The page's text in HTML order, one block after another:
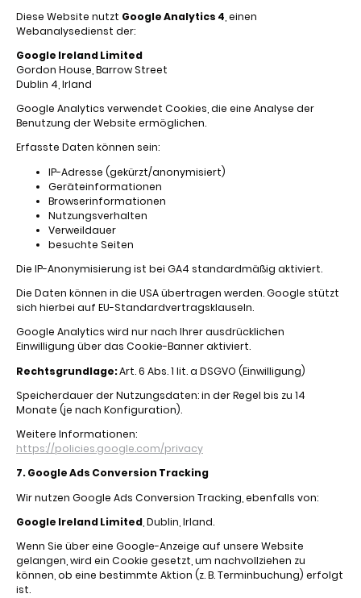
Diese Website nutzt Google Analytics 4 , einen
Webanalysedienst der:
Google Ireland Limited
Gordon House, Barrow Street
Dublin 4, Irland
Google Analytics verwendet Cookies, die eine Analyse der
Benutzung der Website ermöglichen.
Erfasste Daten können sein:
IP-Adresse (gekürzt/anonymisiert)
Geräteinformationen
Browserinformationen
Nutzungsverhalten
Verweildauer
besuchte Seiten
Die IP-Anonymisierung ist bei GA4 standardmäßig aktiviert.
Die Daten können in die USA übertragen werden. Google stützt
sich hierbei auf EU-Standardvertragsklauseln.
Google Analytics wird nur nach Ihrer ausdrücklichen
Einwilligung über das Cookie-Banner aktiviert.
Rechtsgrundlage:Art. 6 Abs. 1 lit. a DSGVO (Einwilligung)
Speicherdauer der Nutzungsdaten: in der Regel bis zu 14
Monate (je nach Konfiguration).
Weitere Informationen:
https://policies.google.com/privacy
7. Google Ads Conversion Tracking
Wir nutzen Google Ads Conversion Tracking, ebenfalls von:
Google Ireland Limited , Dublin, Irland.
Wenn Sie über eine Google-Anzeige auf unsere Website
gelangen, wird ein Cookie gesetzt, um nachvollziehen zu
können, ob eine bestimmte Aktion (z. B. Terminbuchung) erfolgt
ist.